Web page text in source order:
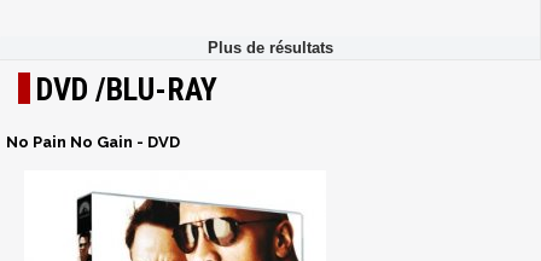
DVD /BLU-RAY
No Pain No Gain - DVD